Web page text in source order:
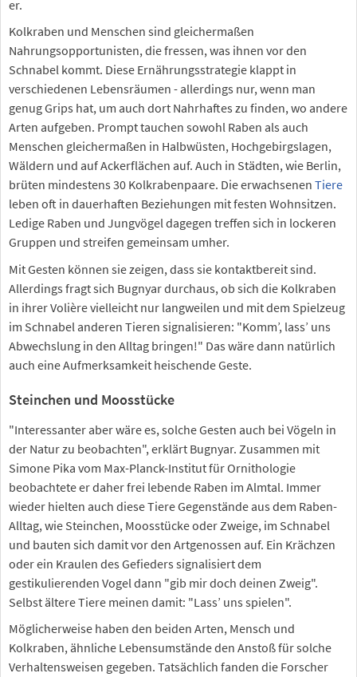
er.
Kolkraben und Menschen sind gleichermaßen
Nahrungsopportunisten, die fressen, was ihnen vor den
Schnabel kommt. Diese Ernährungsstrategie klappt in
verschiedenen Lebensräumen - allerdings nur, wenn man
genug Grips hat, um auch dort Nahrhaftes zu finden, wo andere
Arten aufgeben. Prompt tauchen sowohl Raben als auch
Menschen gleichermaßen in Halbwüsten, Hochgebirgslagen,
Wäldern und auf Ackerflächen auf. Auch in Städten, wie Berlin,
brüten mindestens 30 Kolkrabenpaare. Die erwachsenen Tiere
leben oft in dauerhaften Beziehungen mit festen Wohnsitzen.
Ledige Raben und Jungvögel dagegen treffen sich in lockeren
Gruppen und streifen gemeinsam umher.
Mit Gesten können sie zeigen, dass sie kontaktbereit sind.
Allerdings fragt sich Bugnyar durchaus, ob sich die Kolkraben
in ihrer Volière vielleicht nur langweilen und mit dem Spielzeug
im Schnabel anderen Tieren signalisieren: "Komm’, lass’ uns
Abwechslung in den Alltag bringen!" Das wäre dann natürlich
auch eine Aufmerksamkeit heischende Geste.
Steinchen und Moosstücke
"Interessanter aber wäre es, solche Gesten auch bei Vögeln in
der Natur zu beobachten", erklärt Bugnyar. Zusammen mit
Simone Pika vom Max-Planck-Institut für Ornithologie
beobachtete er daher frei lebende Raben im Almtal. Immer
wieder hielten auch diese Tiere Gegenstände aus dem Raben-
Alltag, wie Steinchen, Moosstücke oder Zweige, im Schnabel
und bauten sich damit vor den Artgenossen auf. Ein Krächzen
oder ein Kraulen des Gefieders signalisiert dem
gestikulierenden Vogel dann "gib mir doch deinen Zweig".
Selbst ältere Tiere meinen damit: "Lass’ uns spielen".
Möglicherweise haben den beiden Arten, Mensch und
Kolkraben, ähnliche Lebensumstände den Anstoß für solche
Verhaltensweisen gegeben. Tatsächlich fanden die Forscher